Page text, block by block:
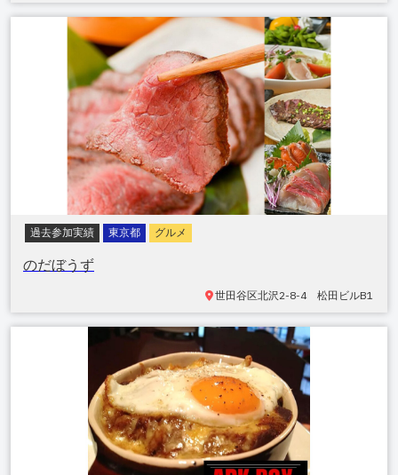
過去参加実績 東京都 グルメ
のだぼうず
世田谷区北沢2-8-4 松田ビルB1